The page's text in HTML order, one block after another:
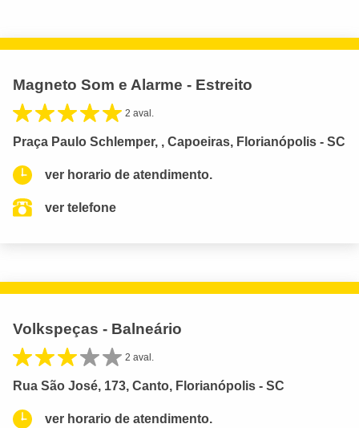
Magneto Som e Alarme - Estreito
2 aval.
Praça Paulo Schlemper, , Capoeiras, Florianópolis - SC
ver horario de atendimento.
ver telefone
Volkspeças - Balneário
2 aval.
Rua São José, 173, Canto, Florianópolis - SC
ver horario de atendimento.